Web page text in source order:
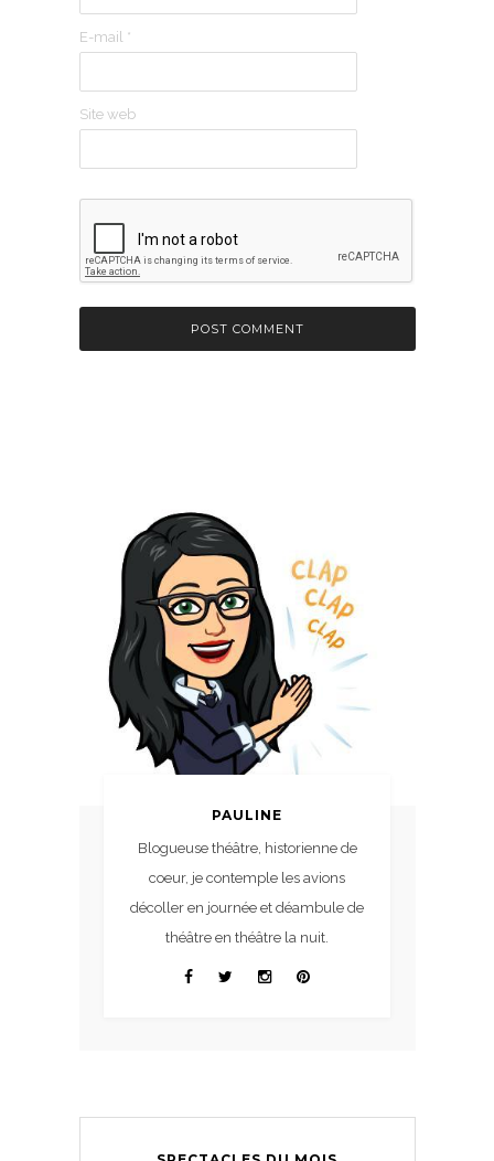
E-mail *
Site web
PAULINE
Blogueuse théâtre, historienne de
coeur, je contemple les avions
décoller en journée et déambule de
théâtre en théâtre la nuit.